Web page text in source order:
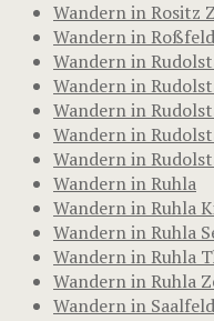
Wandern in Rositz
Wandern in Roßfeld
Wandern in
Wandern in
Wandern in
Wandern in
Wandern in
Wandern in Ruhla
Wandern in Ruhla
Wandern in Ruhla
Wandern in Ruhla
Wandern in Ruhla
Wandern in Saalfeld